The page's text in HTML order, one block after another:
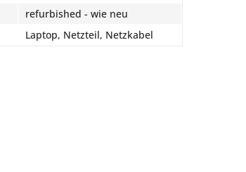
refurbished - wie neu
Laptop, Netzteil, Netzkabel